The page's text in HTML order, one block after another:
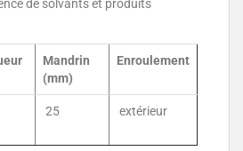
de solvants et produits
Mandrin
(mm)
Enroulement
25 extérieur